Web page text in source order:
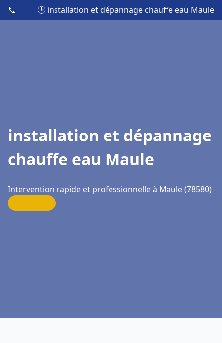
📞 🕒 installation et dépannage chauffe eau Maule
installation et dépannage
chauffe eau Maule
Intervention rapide et professionnelle à Maule (78580)